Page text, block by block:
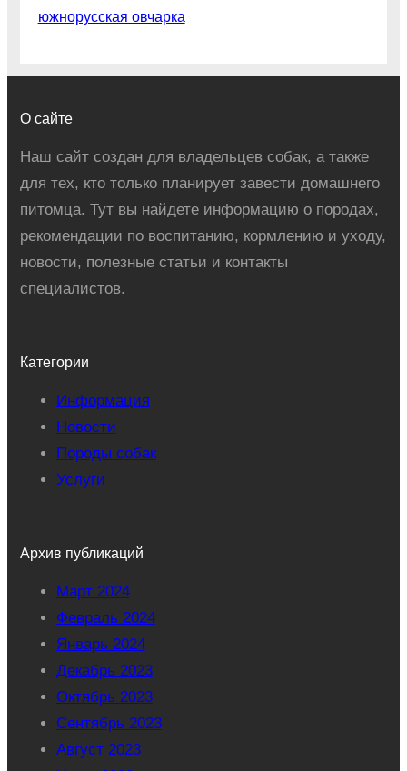
южнорусская овчарка
О сайте
Наш сайт создан для владельцев собак, а также
для тех, кто только планирует завести домашнего
питомца. Тут вы найдете информацию о породах,
рекомендации по воспитанию, кормлению и уходу,
новости, полезные статьи и контакты
специалистов.
Категории
Информация
Новости
Породы собак
Услуги
Архив публикаций
Март 2024
Февраль 2024
Январь 2024
Декабрь 2023
Октябрь 2023
Сентябрь 2023
Август 2023